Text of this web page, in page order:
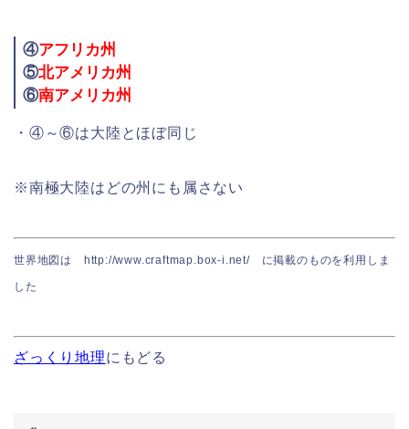
④アフリカ州
⑤北アメリカ州
⑥南アメリカ州
・④～⑥は大陸とほぼ同じ
※南極大陸はどの州にも属さない
世界地図は http://www.craftmap.box-i.net/ に掲載のものを利用しま
した
ざっくり地理にもどる